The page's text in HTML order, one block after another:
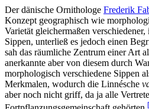
Der dänische Ornithologe Frederik
Konzept geographisch wie
Varietät gleichermaßen
Sippen, unterließ es jedoch einen
sah das räumliche Zentrum einer Art
anerkannte aber von diesem durch
morphologisch verschiedene Sippen
Merkmalen, wodurch die Linnésche
aber noch nicht griff, da ja alle
[